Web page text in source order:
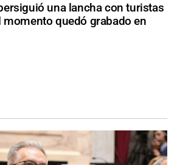
una lancha con turistas
momento quedó grabado en